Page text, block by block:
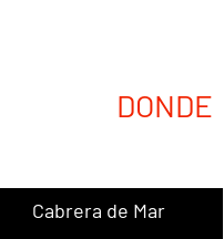
DONDE
Cabrera de Mar